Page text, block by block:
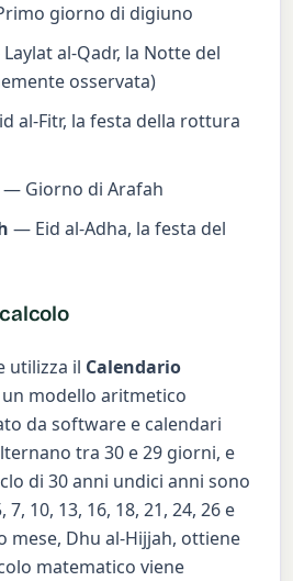
giorno di digiuno
al-Qadr, la Notte del
osservata)
al-Fitr, la festa della rottura
— Giorno di Arafah
— Eid al-Adha, la festa del
utilizza il Calendario
un modello aritmetico
da software e calendari
tra 30 e 29 giorni, e
di 30 anni undici anni sono
10, 13, 16, 18, 21, 24, 26 e
mese, Dhu al-Hijjah, ottiene
matematico viene